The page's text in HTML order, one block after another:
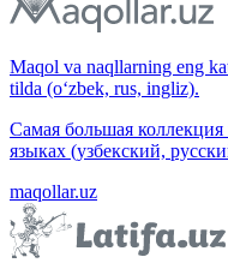
Maqol va naqllarning eng
tilda (o‘zbek, rus, ingliz).
Самая большая
языках (узбекский,
maqollar.uz